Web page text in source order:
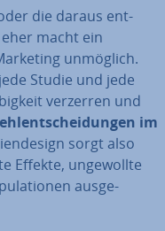
die daraus ent­
macht ein
unmöglich.
Studie und jede
verzerren und
im
sorgt also
Effekte, un­ge­woll­te
aus­ge­